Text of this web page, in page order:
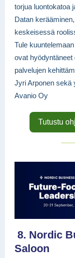
torjua luontokatoa
Datan
keskeisessä
Tule
ovat hyödyntäneet
palvelujen
Jyri Arponen
Avanio Oy
Tutustu
8. Nordic
Saloon